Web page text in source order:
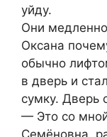
уйду.
Они
Оксана
обычно
в дверь и
сумку. Дверь
— Это со
Семёновна,